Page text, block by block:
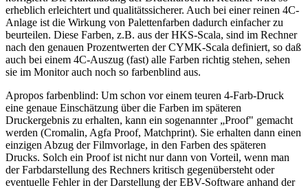
erheblich erleichtert und qualitätssicherer. Auch bei einer reinen 4C-
Anlage ist die Wirkung von Palettenfarben dadurch einfacher zu
beurteilen. Diese Farben, z.B. aus der HKS-Scala, sind im Rechner
nach den genauen Prozentwerten der CYMK-Scala definiert, so daß
auch bei einem 4C-Auszug (fast) alle Farben richtig stehen, sehen
sie im Monitor auch noch so farbenblind aus.
Apropos farbenblind: Um schon vor einem teuren 4-Farb-Druck
eine genaue Einschätzung über die Farben im späteren
Druckergebnis zu erhalten, kann ein sogenannter „Proof" gemacht
werden (Cromalin, Agfa Proof, Matchprint). Sie erhalten dann einen
einzigen Abzug der Filmvorlage, in den Farben des späteren
Drucks. Solch ein Proof ist nicht nur dann von Vorteil, wenn man
der Farbdarstellung des Rechners kritisch gegenübersteht oder
eventuelle Fehler in der Darstellung der EBV-Software anhand der